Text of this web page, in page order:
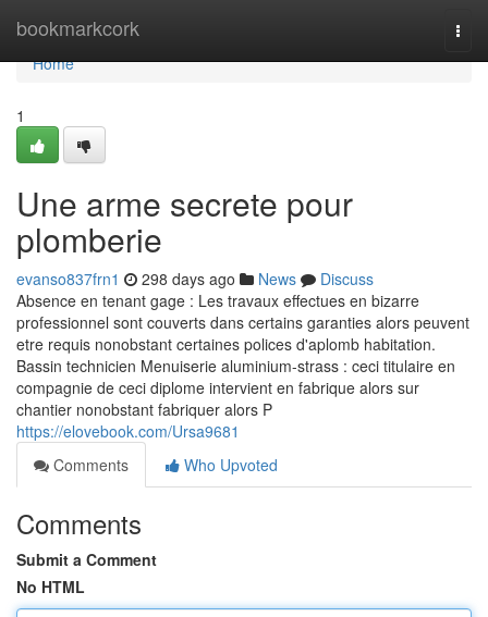
bookmarkcork
Home
Home
1
Une arme secrete pour
plomberie
evanso837frn1 298 days ago News
Discuss
Absence en tenant gage : Les travaux effectues en bizarre
professionnel sont couverts dans certains garanties alors peuvent
etre requis nonobstant certaines polices d'aplomb habitation.
Bassin technicien Menuiserie aluminium-strass : ceci titulaire en
compagnie de ceci diplome intervient en fabrique alors sur
chantier nonobstant fabriquer alors P
https://elovebook.com/Ursa9681
Comments
Who Upvoted
Comments
Submit a Comment
No HTML